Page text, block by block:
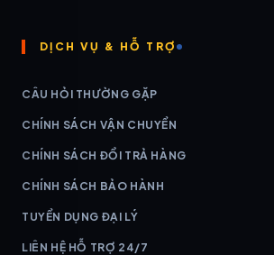
DỊCH VỤ & HỖ TRỢ
CÂU HỎI THƯỜNG GẶP
CHÍNH SÁCH VẬN CHUYỂN
CHÍNH SÁCH ĐỔI TRẢ HÀNG
CHÍNH SÁCH BẢO HÀNH
TUYỂN DỤNG ĐẠI LÝ
LIÊN HỆ HỖ TRỢ 24/7